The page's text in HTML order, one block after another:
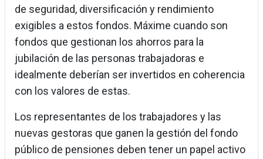
de seguridad, diversificación y rendimiento
exigibles a estos fondos. Máxime cuando son
fondos que gestionan los ahorros para la
jubilación de las personas trabajadoras e
idealmente deberían ser invertidos en coherencia
con los valores de estas.
Los representantes de los trabajadores y las
nuevas gestoras que ganen la gestión del fondo
público de pensiones deben tener un papel activo